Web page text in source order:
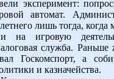
эксперимент:
автомат.
лишь тогда, когда
на игровую
служба.
Госкомспорт, а
и казначейства.